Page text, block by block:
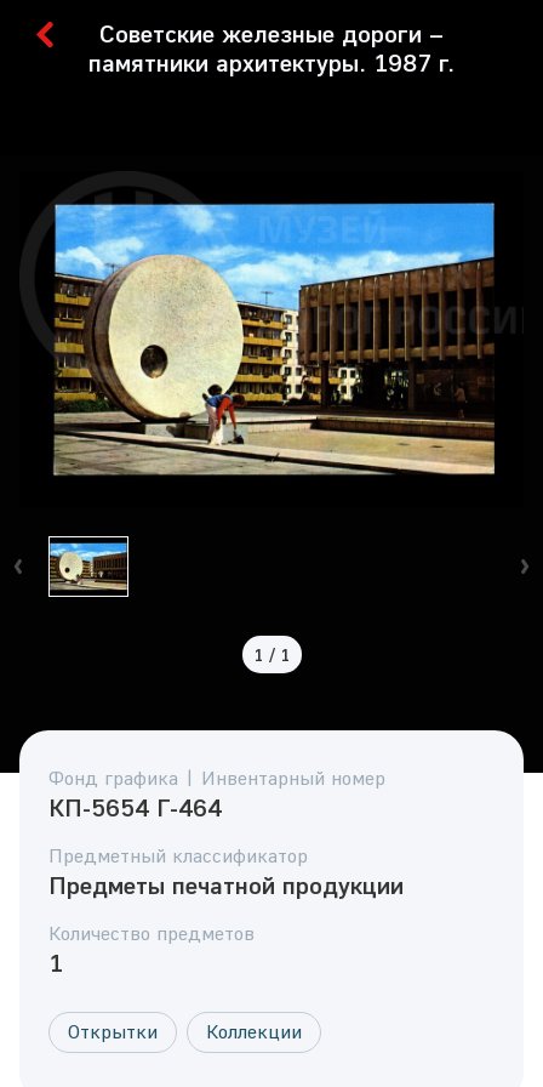
Советские железные дороги –
памятники архитектуры. 1987 г.
1 / 1
Фонд графика | Инвентарный номер
КП-5654 Г-464
Предметный классификатор
Предметы печатной продукции
Количество предметов
1
Открытки Коллекции